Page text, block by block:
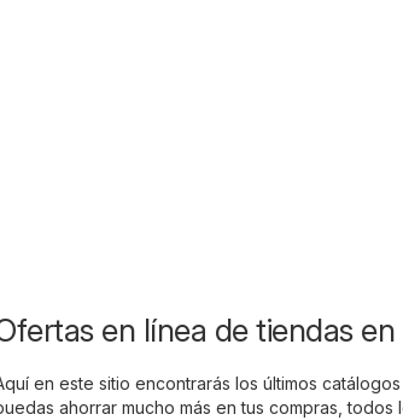
en línea de tiendas
en este sitio encontrarás los últimos
ahorrar mucho más en tus compras,